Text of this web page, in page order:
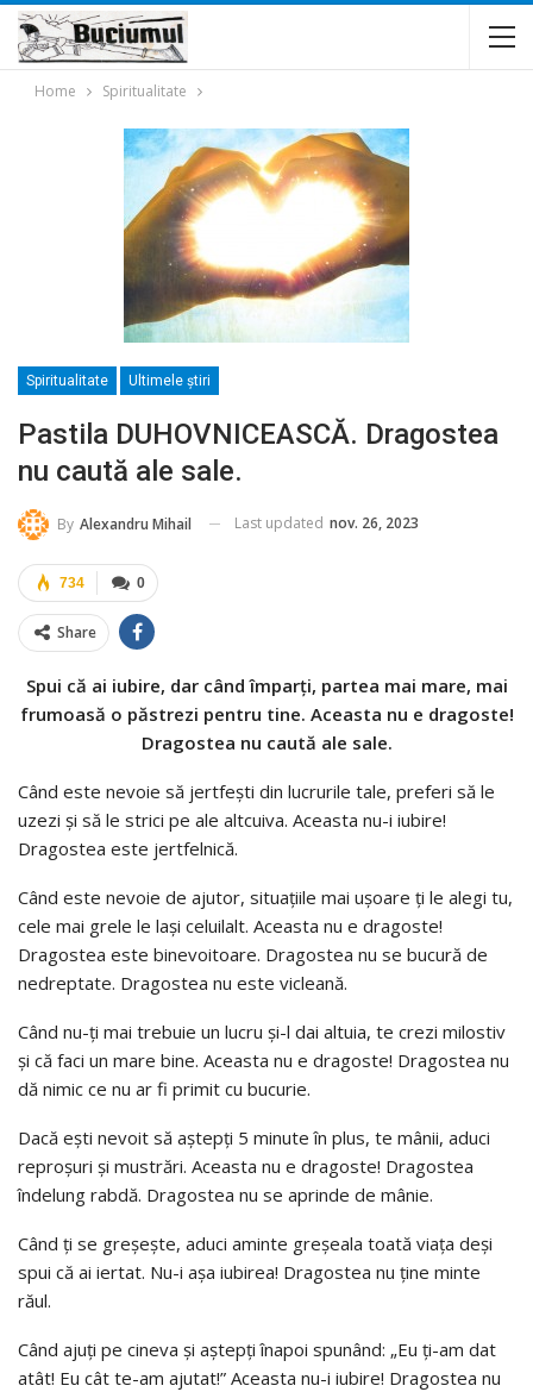
Home Spiritualitate
Spiritualitate Ultimele ştiri
Pastila DUHOVNICEASCĂ. Dragostea
nu caută ale sale.
By Alexandru Mihail Last updated nov. 26, 2023
0
734
Share
Spui că ai iubire, dar când împarți, partea mai mare, mai
frumoasă o păstrezi pentru tine. Aceasta nu e dragoste!
Dragostea nu caută ale sale.
Când este nevoie să jertfești din lucrurile tale, preferi să le
uzezi și să le strici pe ale altcuiva. Aceasta nu-i iubire!
Dragostea este jertfelnică.
Când este nevoie de ajutor, situațiile mai ușoare ți le alegi tu,
cele mai grele le lași celuilalt. Aceasta nu e dragoste!
Dragostea este binevoitoare. Dragostea nu se bucură de
nedreptate. Dragostea nu este vicleană.
Când nu-ți mai trebuie un lucru și-l dai altuia, te crezi milostiv
și că faci un mare bine. Aceasta nu e dragoste! Dragostea nu
dă nimic ce nu ar fi primit cu bucurie.
Dacă ești nevoit să aștepți 5 minute în plus, te mânii, aduci
reproșuri și mustrări. Aceasta nu e dragoste! Dragostea
îndelung rabdă. Dragostea nu se aprinde de mânie.
Când ți se greșește, aduci aminte greșeala toată viața deși
spui că ai iertat. Nu-i așa iubirea! Dragostea nu ține minte
răul.
Când ajuți pe cineva și aștepți înapoi spunând: „Eu ți-am dat
atât! Eu cât te-am ajutat!” Aceasta nu-i iubire! Dragostea nu